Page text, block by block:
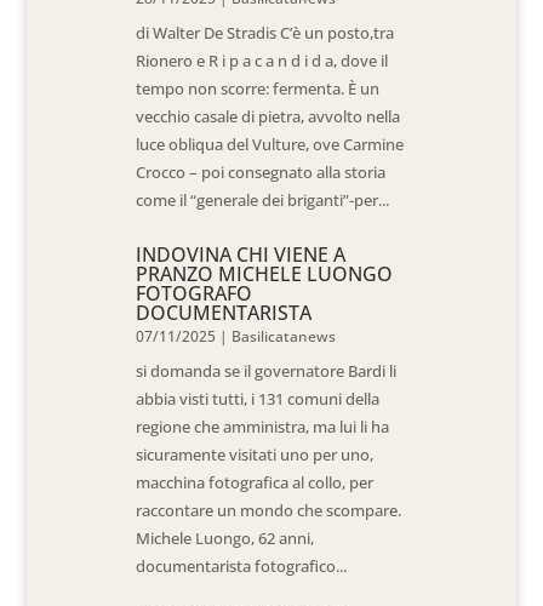
di Walter De Stradis C’è un posto,tra
Rionero e R i p a c a n d i d a, dove il
tempo non scorre: fermenta. È un
vecchio casale di pietra, avvolto nella
luce obliqua del Vulture, ove Carmine
Crocco – poi consegnato alla storia
come il “generale dei briganti”-per...
INDOVINA CHI VIENE A
PRANZO MICHELE LUONGO
FOTOGRAFO
DOCUMENTARISTA
07/11/2025 | Basilicatanews
si domanda se il governatore Bardi li
abbia visti tutti, i 131 comuni della
regione che amministra, ma lui li ha
sicuramente visitati uno per uno,
macchina fotografica al collo, per
raccontare un mondo che scompare.
Michele Luongo, 62 anni,
documentarista fotografico...